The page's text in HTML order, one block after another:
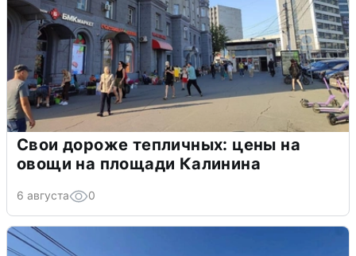
Свои дороже тепличных: цены на
овощи на площади Калинина
6 августа 0